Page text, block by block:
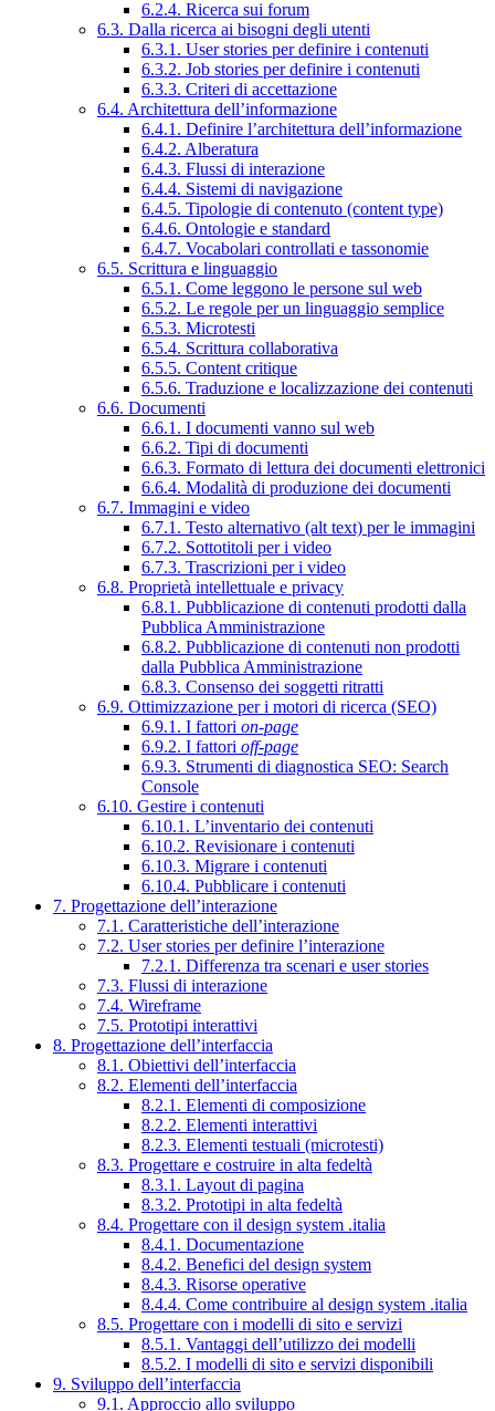
6.2.4. Ricerca sui forum
6.3. Dalla ricerca ai bisogni degli utenti
6.3.1. User stories per definire i contenuti
6.3.2. Job stories per definire i contenuti
6.3.3. Criteri di accettazione
6.4. Architettura dell’informazione
6.4.1. Definire l’architettura dell’informazione
6.4.2. Alberatura
6.4.3. Flussi di interazione
6.4.4. Sistemi di navigazione
6.4.5. Tipologie di contenuto (content type)
6.4.6. Ontologie e standard
6.4.7. Vocabolari controllati e tassonomie
6.5. Scrittura e linguaggio
6.5.1. Come leggono le persone sul web
6.5.2. Le regole per un linguaggio semplice
6.5.3. Microtesti
6.5.4. Scrittura collaborativa
6.5.5. Content critique
6.5.6. Traduzione e localizzazione dei contenuti
6.6. Documenti
6.6.1. I documenti vanno sul web
6.6.2. Tipi di documenti
6.6.3. Formato di lettura dei documenti elettronici
6.6.4. Modalità di produzione dei documenti
6.7. Immagini e video
6.7.1. Testo alternativo (alt text) per le immagini
6.7.2. Sottotitoli per i video
6.7.3. Trascrizioni per i video
6.8. Proprietà intellettuale e privacy
6.8.1. Pubblicazione di contenuti prodotti dalla
Pubblica Amministrazione
6.8.2. Pubblicazione di contenuti non prodotti
dalla Pubblica Amministrazione
6.8.3. Consenso dei soggetti ritratti
6.9. Ottimizzazione per i motori di ricerca (SEO)
6.9.1. I fattori on-page
6.9.2. I fattori off-page
6.9.3. Strumenti di diagnostica SEO: Search
Console
6.10. Gestire i contenuti
6.10.1. L’inventario dei contenuti
6.10.2. Revisionare i contenuti
6.10.3. Migrare i contenuti
6.10.4. Pubblicare i contenuti
7. Progettazione dell’interazione
7.1. Caratteristiche dell’interazione
7.2. User stories per definire l’interazione
7.2.1. Differenza tra scenari e user stories
7.3. Flussi di interazione
7.4. Wireframe
7.5. Prototipi interattivi
8. Progettazione dell’interfaccia
8.1. Obiettivi dell’interfaccia
8.2. Elementi dell’interfaccia
8.2.1. Elementi di composizione
8.2.2. Elementi interattivi
8.2.3. Elementi testuali (microtesti)
8.3. Progettare e costruire in alta fedeltà
8.3.1. Layout di pagina
8.3.2. Prototipi in alta fedeltà
8.4. Progettare con il design system .italia
8.4.1. Documentazione
8.4.2. Benefici del design system
8.4.3. Risorse operative
8.4.4. Come contribuire al design system .italia
8.5. Progettare con i modelli di sito e servizi
8.5.1. Vantaggi dell’utilizzo dei modelli
8.5.2. I modelli di sito e servizi disponibili
9. Sviluppo dell’interfaccia
9.1. Approccio allo sviluppo